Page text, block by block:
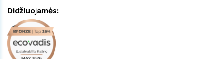
Didžiuojamės: